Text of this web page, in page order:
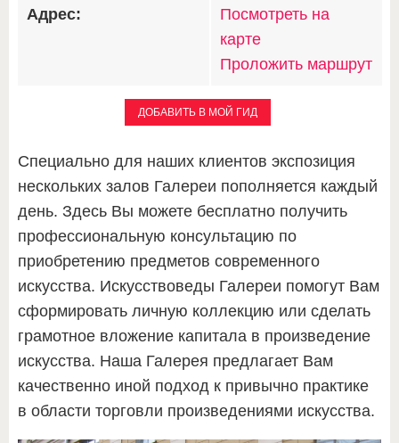
Адрес:
Посмотреть на
карте
Проложить маршрут
ДОБАВИТЬ В МОЙ ГИД
Специально для наших клиентов экспозиция
нескольких залов Галереи пополняется каждый
день. Здесь Вы можете бесплатно получить
профессиональную консультацию по
приобретению предметов современного
искусства. Искусствоведы Галереи помогут Вам
сформировать личную коллекцию или сделать
грамотное вложение капитала в произведение
искусства. Наша Галерея предлагает Вам
качественно иной подход к привычно практике
в области торговли произведениями искусства.